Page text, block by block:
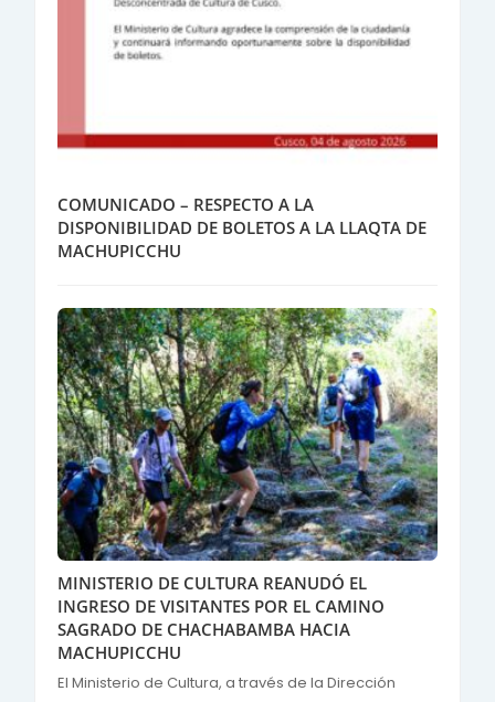
COMUNICADO – RESPECTO A LA
DISPONIBILIDAD DE BOLETOS A LA LLAQTA DE
MACHUPICCHU
MINISTERIO DE CULTURA REANUDÓ EL
INGRESO DE VISITANTES POR EL CAMINO
SAGRADO DE CHACHABAMBA HACIA
MACHUPICCHU
El Ministerio de Cultura, a través de la Dirección